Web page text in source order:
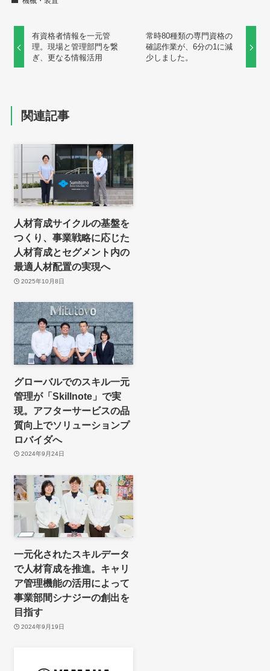
有資格者情報を一元管
理。現場と管理部門を繋
ぎ、更なる情報活用
常時80種類の専門資格の
確認作業が、6分の1に減
少しました。
関連記事
人材育成サイクルの基盤を
つくり、事業戦略に応じた
人材育成とセグメント内の
最適人材配置の実現へ
2025年10月8日
グローバルでのスキル一元
管理が「Skillnote」で実
現。アフターサービスの品
質向上でソリューションプ
ロバイダへ
2024年9月24日
一元化されたスキルデータ
で人材育成を推進。キャリ
ア管理機能の活用によって
事業部間シナジーの創出を
目指す
2024年9月19日